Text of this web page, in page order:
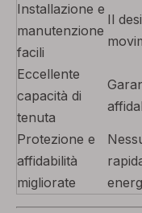
Installazione e
manutenzione
facili
Il
Eccellente
capacità di
tenuta
Protezione e
affidabilità
migliorate